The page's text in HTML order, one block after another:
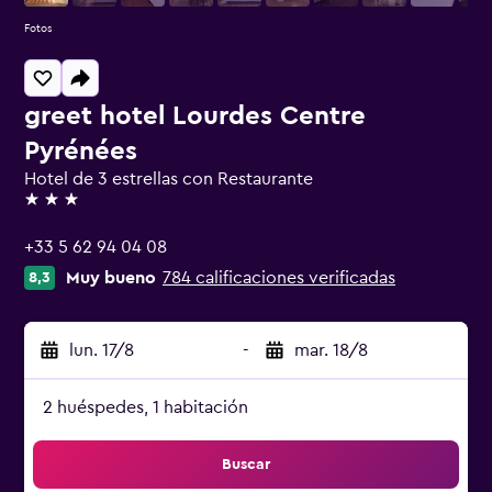
greet hotel Lourdes Centre
Pyrénées
Hotel de 3 estrellas con Restaurante
3 estrellas
+33 5 62 94 04 08
8,3 Muy bueno 784 calificaciones verificadas
lun. 17/8 - mar. 18/8
2 huéspedes, 1 habitación
Buscar
Fotos